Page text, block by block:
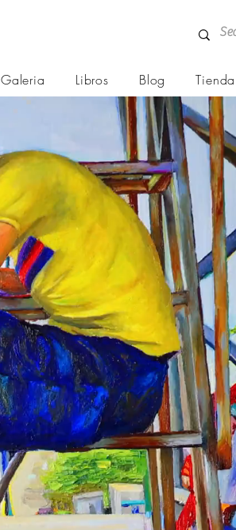
Galeria Libros Blog Tienda